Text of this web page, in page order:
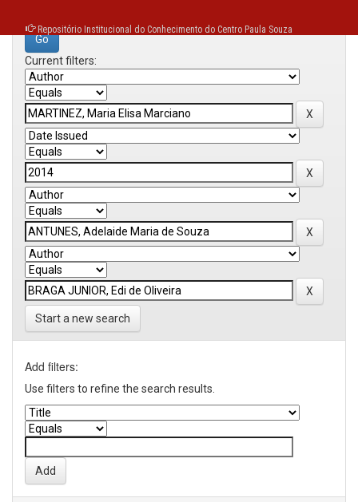
Repositório Institucional do Conhecimento do Centro Paula Souza
Current filters:
Start a new search
Add filters:
Use filters to refine the search results.